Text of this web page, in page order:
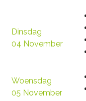
Dinsdag
04 November
Woensdag
05 November